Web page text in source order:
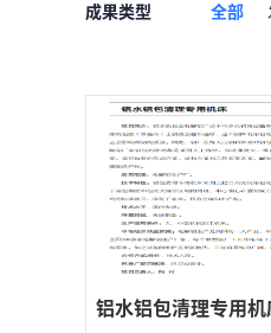
成果类型 全部
铝水铝包清理专用机